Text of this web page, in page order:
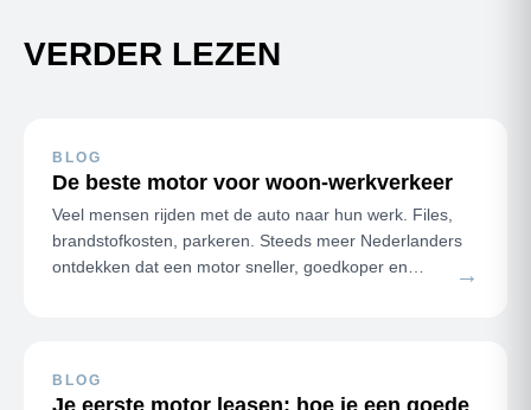
VERDER LEZEN
BLOG
De beste motor voor woon-werkverkeer
Veel mensen rijden met de auto naar hun werk. Files,
brandstofkosten, parkeren. Steeds meer Nederlanders
ontdekken dat een motor sneller, goedkoper en
→
BLOG
Je eerste motor leasen: hoe je een goede